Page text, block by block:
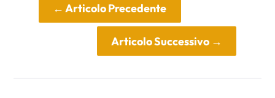
←Articolo Precedente
Articolo Successivo→